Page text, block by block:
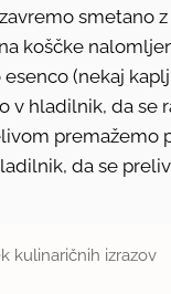
smetano
koščke
(nekaj
v hladilnik, da se
premažemo
da se
kulinaričnih izrazov